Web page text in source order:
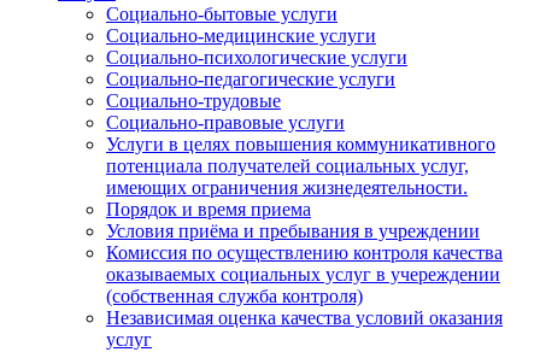
Социально-бытовые услуги
Социально-медицинские услуги
Социально-психологические услуги
Социально-педагогические услуги
Социально-трудовые
Социально-правовые услуги
Услуги в целях повышения коммуникативного
потенциала получателей социальных услуг,
имеющих ограничения жизнедеятельности.
Порядок и время приема
Условия приёма и пребывания в учреждении
Комиссия по осуществлению контроля качества
оказываемых социальных услуг в учереждении
(собственная служба контроля)
Независимая оценка качества условий оказания
услуг